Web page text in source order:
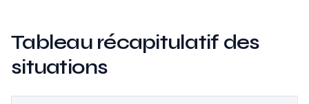
Tableau récapitulatif des
situations